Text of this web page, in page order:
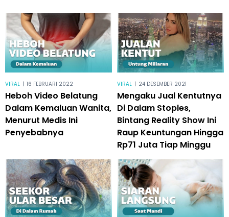
VIRAL | 16 FEBRUARI 2022
Heboh Video Belatung
Dalam Kemaluan Wanita,
Menurut Medis Ini
Penyebabnya
VIRAL | 24 DESEMBER 2021
Mengaku Jual Kentutnya
Di Dalam Stoples,
Bintang Reality Show Ini
Raup Keuntungan Hingga
Rp71 Juta Tiap Minggu